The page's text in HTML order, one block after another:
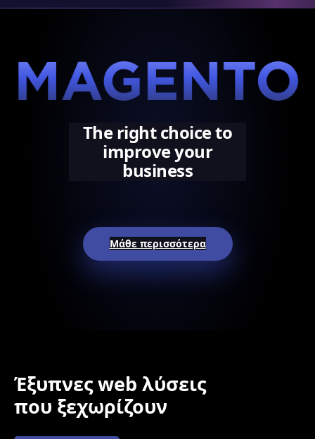
The right choice to
improve your
business
Μάθε περισσότερα
Έξυπνες web λύσεις
που ξεχωρίζουν